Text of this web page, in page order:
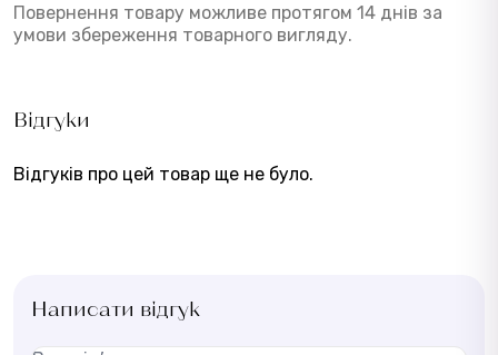
Повернення товару можливе протягом 14 днів за
умови збереження товарного вигляду.
Відгуки
Відгуків про цей товар ще не було.
Написати відгук